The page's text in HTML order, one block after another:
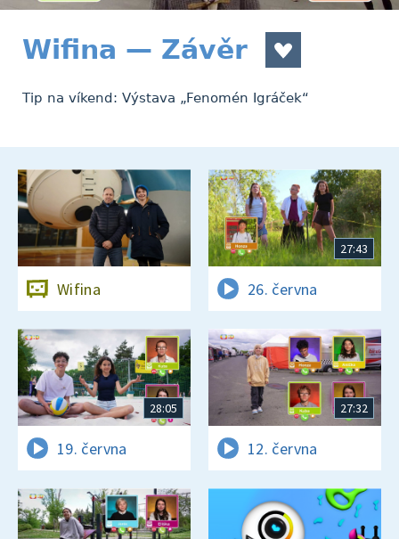
Wifina — Závěr
Tip na víkend: Výstava „Fenomén Igráček“
Wifina
27:43
26. června
28:05
19. června
27:32
12. června